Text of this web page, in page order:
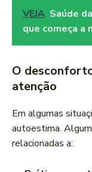
VEJA Saúde
que começa a
O
atenção
Em algumas
autoestima.
relacionadas a: